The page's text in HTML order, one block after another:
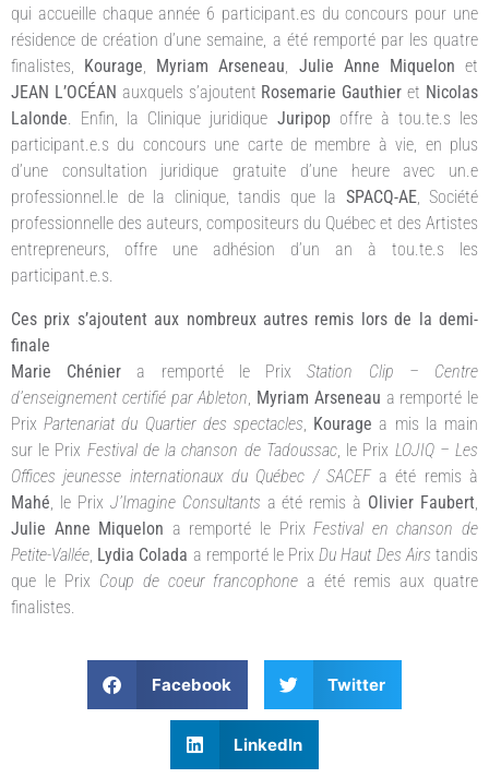
qui accueille chaque année 6 participant.es du concours pour une
résidence de création d’une semaine, a été remporté par les quatre
finalistes, Kourage, Myriam Arseneau, Julie Anne Miquelon et
JEAN L’OCÉAN auxquels s’ajoutent Rosemarie Gauthier et Nicolas
Lalonde. Enfin, la Clinique juridique Juripopoffre à tou.te.s les
participant.e.s du concours une carte de membre à vie, en plus
d’une consultation juridique gratuite d’une heure avec un.e
professionnel.le de la clinique, tandis que la SPACQ-AE, Société
professionnelle des auteurs, compositeurs du Québec et des Artistes
entrepreneurs, offre une adhésion d’un an à tou.te.s les
participant.e.s.
Ces prix s’ajoutent aux nombreux autres remis lors de la demi-
finale
Marie Chénier a remporté le PrixStation Clip – Centre
d’enseignement certifié par Ableton, Myriam Arseneau a remporté le
PrixPartenariat du Quartier des spectacles, Kourage a mis la main
sur le Prix Festival de la chanson de Tadoussac, le Prix LOJIQ – Les
Offices jeunesse internationaux du Québec / SACEFa été remis à
Mahé, le Prix J’Imagine Consultants a été remis à Olivier Faubert,
Julie Anne Miquelon a remporté le PrixFestival en chanson de
Petite-Vallée, Lydia Colada a remporté le PrixDu Haut Des Airs tandis
que le Prix Coup de coeur francophone a été remis aux quatre
finalistes.
Facebook Twitter
LinkedIn